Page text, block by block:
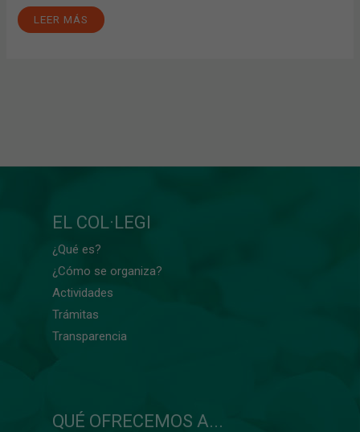
LEER MÁS
EL COL·LEGI
¿Qué es?
¿Cómo se organiza?
Actividades
Trámitas
Transparencia
QUÉ OFRECEMOS A...